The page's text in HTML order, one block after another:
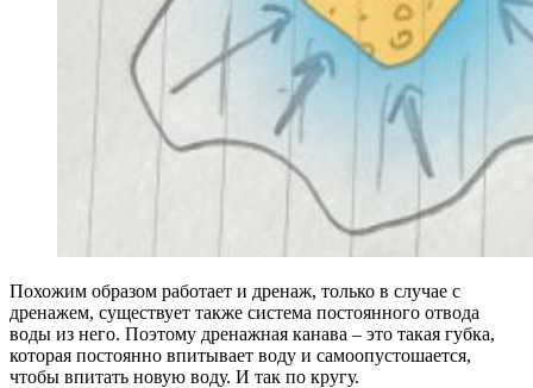
Похожим образом работает и дренаж, только в случае с
дренажем, существует также система постоянного отвода
воды из него. Поэтому дренажная канава – это такая губка,
которая постоянно впитывает воду и самоопустошается,
чтобы впитать новую воду. И так по кругу.